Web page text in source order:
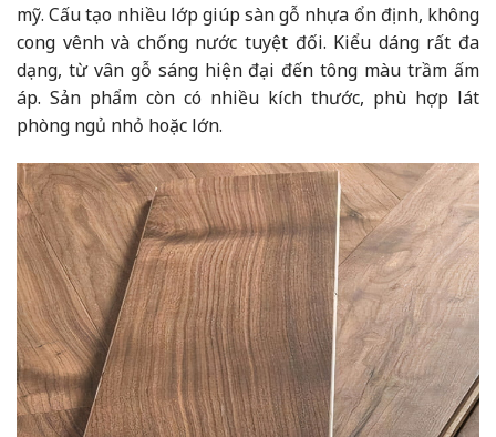
mỹ. Cấu tạo nhiều lớp giúp sàn gỗ nhựa ổn định, không
cong vênh và chống nước tuyệt đối. Kiểu dáng rất đa
dạng, từ vân gỗ sáng hiện đại đến tông màu trầm ấm
áp. Sản phẩm còn có nhiều kích thước, phù hợp lát
phòng ngủ nhỏ hoặc lớn.